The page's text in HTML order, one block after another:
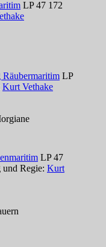
LP 47 172
maritim LP
Kurt Vethake
maritim LP 47
und Regie: Kurt